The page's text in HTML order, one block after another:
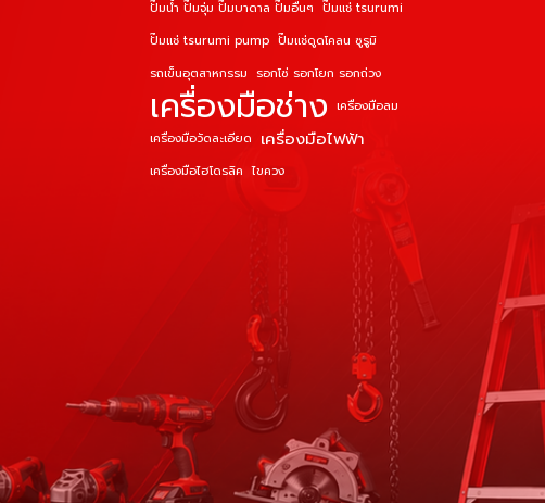
ปั๊มน้ำ ปั๊มจุ่ม ปั๊มบาดาล ปั๊มอื่นๆ ปั๊มแช่ tsurumi
ปั๊มแช่ tsurumi pump ปั๊มแช่ดูดโคลน ซูรูมิ
รถเข็นอุตสาหกรรม รอกโซ่ รอกโยก รอกถ่วง
เครื่องมือช่าง เครื่องมือลม
เครื่องมือวัดละเอียด เครื่องมือไฟฟ้า
เครื่องมือไฮโดรลิค ไขควง